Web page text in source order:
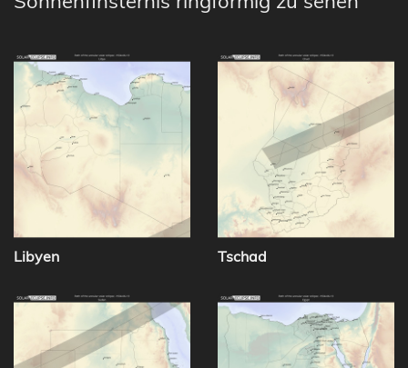
Libyen Tschad